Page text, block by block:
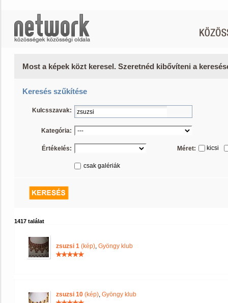
Most a képek közt keresel. Szeretnéd kibővíteni a
Keresés szűkítése
Kulcsszavak:
Kategória:
Értékelés: Méret: kicsi
csak galériák
1417 találat
zsuzsi 1 (kép), Gyöngy klub
zsuzsi 10 (kép), Gyöngy klub